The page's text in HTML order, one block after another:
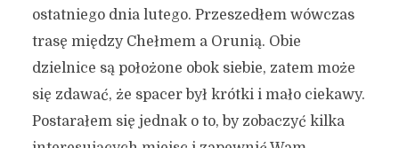
ostatniego dnia lutego. Przeszedłem wówczas
trasę między Chełmem a Orunią. Obie
dzielnice są położone obok siebie, zatem może
się zdawać, że spacer był krótki i mało ciekawy.
Postarałem się jednak o to, by zobaczyć kilka